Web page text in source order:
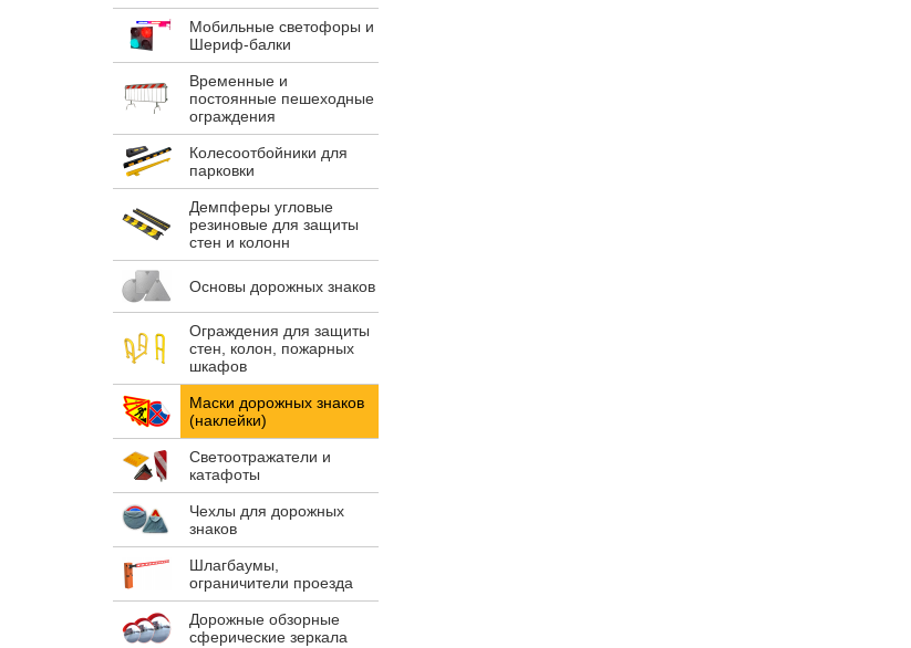
Мобильные светофоры и
Шериф-балки
Временные и
постоянные пешеходные
ограждения
Колесоотбойники для
парковки
Демпферы угловые
резиновые для защиты
стен и колонн
Основы дорожных знаков
Ограждения для защиты
стен, колон, пожарных
шкафов
Маски дорожных знаков
(наклейки)
Светоотражатели и
катафоты
Чехлы для дорожных
знаков
Шлагбаумы,
ограничители проезда
Дорожные обзорные
сферические зеркала